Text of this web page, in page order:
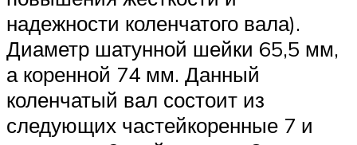
надежности коленчатого вала).
Диаметр шатунной шейки 65,5 мм,
а коренной 74 мм. Данный
коленчатый вал состоит из
следующих частейкоренные 7 и